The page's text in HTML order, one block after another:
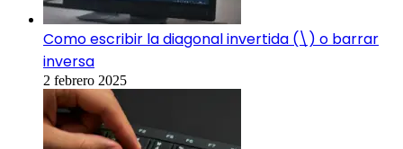
Como escribir la diagonal invertida (\) o barrar
inversa
2 febrero 2025